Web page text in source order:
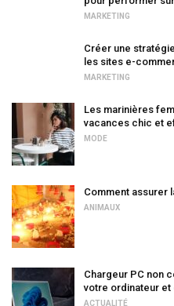
MARKETING
Créer une
les sites e-
MARKETING
Les marinières
vacances chic et
MODE
Comment assurer
ANIMAUX
Chargeur PC non
votre ordinateur
ACTUALITÉ